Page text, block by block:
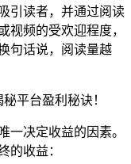
引读者，并通过阅读
视频的受欢迎程度，
句话说，阅读量越
一决定收益的因素。
的收益：